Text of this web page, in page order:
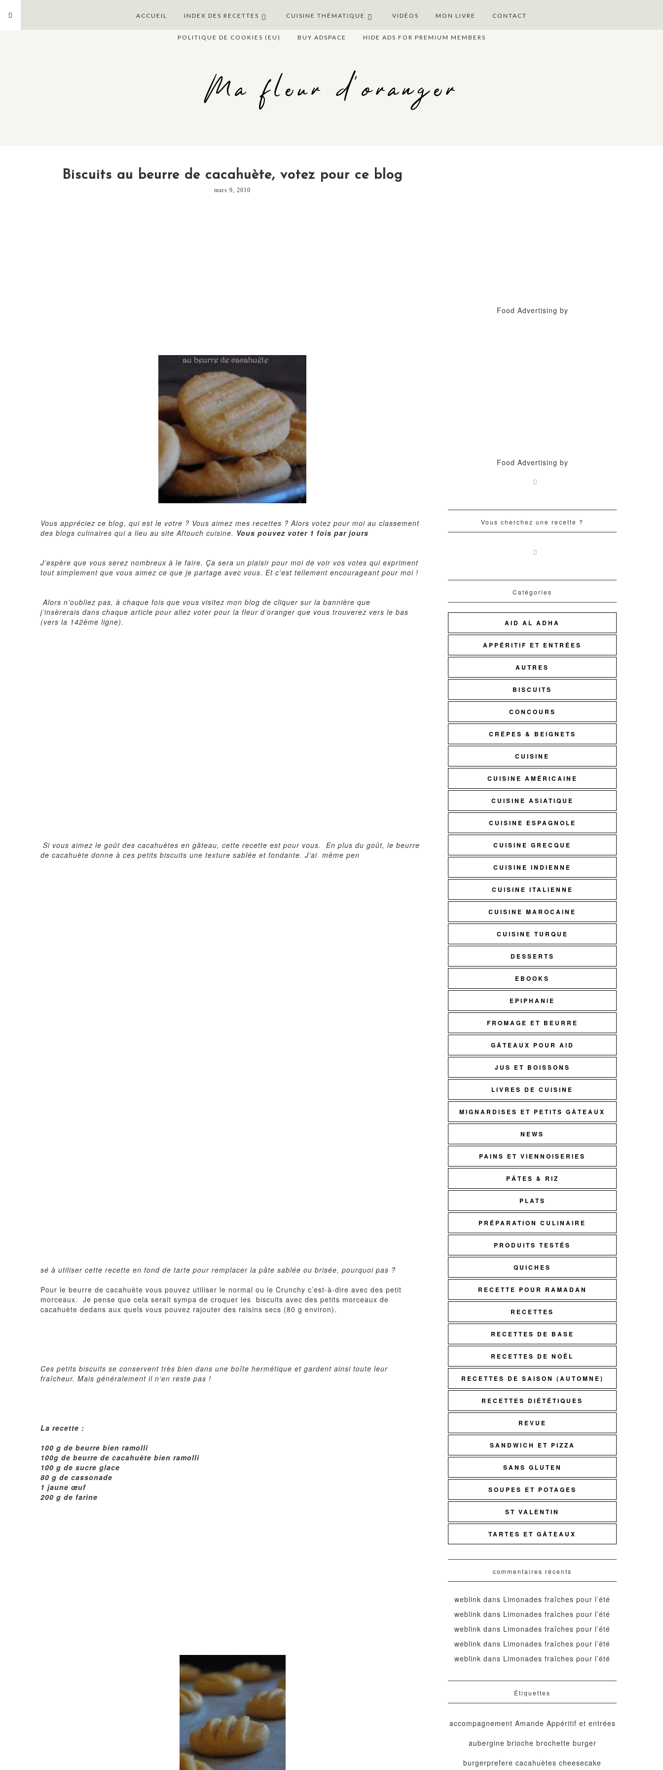
ACCUEIL INDEX DES RECETTES CUISINE THÉMATIQUE VIDÉOS MON LIVRE CONTACT
POLITIQUE DE COOKIES (EU) BUY ADSPACE HIDE ADS FOR PREMIUM MEMBERS
Ma fleur d'oranger
Biscuits au beurre de cacahuète, votez pour ce blog
mars 9, 2010
Vous appréciez ce blog, qui est le votre ? Vous aimez mes recettes ? Alors votez pour moi au classement
des blogs culinaires qui a lieu au siteAftouch cuisine. Vous pouvez voter 1 fois par jours
J’espère que vous serez nombreux à le faire. Ça sera un plaisir pour moi de voir vos votes qui expriment
tout simplement que vous aimez ce que je partage avec vous. Et c’est tellement encourageant pour moi !
Alors n’oubliez pas, à chaque fois que vous visitez mon blog de cliquer sur la bannière que
j’insèrerais dans chaque article pour allez voter pour la fleur d’oranger que vous trouverez vers le bas
(vers la 142ème ligne).
Si vous aimez le goût des cacahuètes en gâteau, cette recette est pour vous.
En plus du goût, le beurre
de cacahuète donne à ces petits biscuits une texture sablée et fondante. J’ai même pen
sé à utiliser cette recette en fond de tarte pour remplacer la pâte sablée ou brisée, pourquoi pas ?
Pour le beurre de cacahuète vous pouvez utiliser le normal ou le Crunchy c’est-à-dire avec des petit
morceaux. Je pense que cela serait sympa de croquer les biscuits avec des petits morceaux de
cacahuète dedans aux quels vous pouvez rajouter des raisins secs (80 g environ).
Ces petits biscuits se conservent très bien dans une boîte hermétique et gardent ainsi toute leur
fraîcheur. Mais généralement il n’en reste pas !
La recette :
100 g de beurre bien ramolli
100g de beurre de cacahuète bien ramolli
100 g de sucre glace
80 g de cassonade
1 jaune œuf
200 g de farine
Food Advertising by
Food Advertising by
Vous cherchez une recette ?
Catégories
AID AL ADHA
APPÉRITIF ET ENTRÉES
AUTRES
BISCUITS
CONCOURS
CRÊPES & BEIGNETS
CUISINE
CUISINE AMÉRICAINE
CUISINE ASIATIQUE
CUISINE ESPAGNOLE
CUISINE GRECQUE
CUISINE INDIENNE
CUISINE ITALIENNE
CUISINE MAROCAINE
CUISINE TURQUE
DESSERTS
EBOOKS
EPIPHANIE
FROMAGE ET BEURRE
GÂTEAUX POUR AID
JUS ET BOISSONS
LIVRES DE CUISINE
MIGNARDISES ET PETITS GÂTEAUX
NEWS
PAINS ET VIENNOISERIES
PÂTES & RIZ
PLATS
PRÉPARATION CULINAIRE
PRODUITS TESTÉS
QUICHES
RECETTE POUR RAMADAN
RECETTES
RECETTES DE BASE
RECETTES DE NOËL
RECETTES DE SAISON (AUTOMNE)
RECETTES DIÉTÉTIQUES
REVUE
SANDWICH ET PIZZA
SANS GLUTEN
SOUPES ET POTAGES
ST VALENTIN
TARTES ET GÂTEAUX
commentaires récents
weblink dans Limonades fraîches pour l’été
weblink dans Limonades fraîches pour l’été
weblink dans Limonades fraîches pour l’été
weblink dans Limonades fraîches pour l’été
weblink dans Limonades fraîches pour l’été
Étiquettes
accompagnement Amande Appéritif et entrées
aubergine brioche brochette burger
burgerprefere cacahuètes cheesecake